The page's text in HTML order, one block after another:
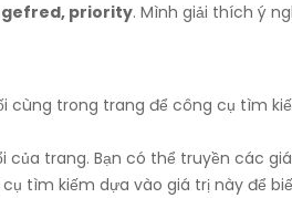
priority. Mình giải thích ý
cùng trong trang để công cụ tìm
của trang. Bạn có thể truyền các
tìm kiếm dựa vào giá trị này để